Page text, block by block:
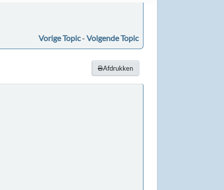
Vorige Topic- Volgende Topic
Afdrukken